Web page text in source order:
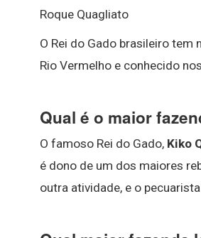
Roque Quagliato
O Rei do Gado brasileiro tem
Rio Vermelho e conhecido
Qual é o maior
O famoso Rei do Gado, Kiko
é dono de um dos maiores
outra atividade, e o